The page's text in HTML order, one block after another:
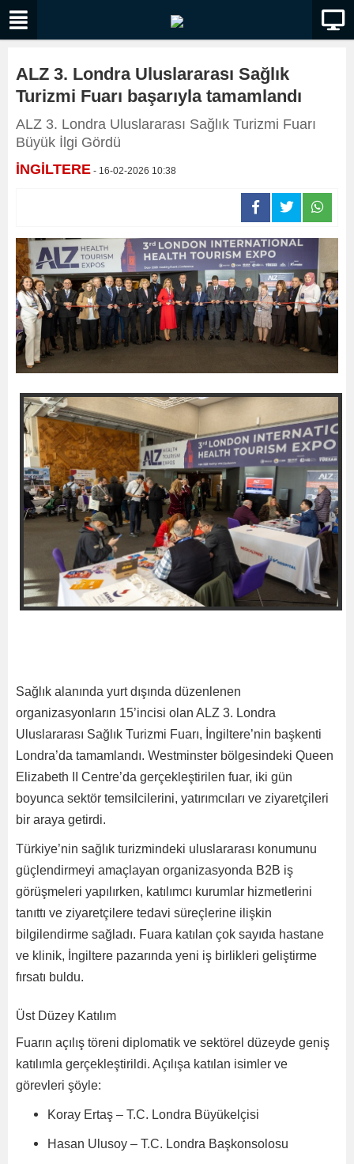
ALZ 3. Londra Uluslararası Sağlık
Turizmi Fuarı başarıyla tamamlandı
ALZ 3. Londra Uluslararası Sağlık Turizmi Fuarı
Büyük İlgi Gördü
İNGİLTERE - 16-02-2026 10:38
Sağlık alanında yurt dışında düzenlenen
organizasyonların 15’incisi olan ALZ 3. Londra
Uluslararası Sağlık Turizmi Fuarı, İngiltere’nin başkenti
Londra’da tamamlandı. Westminster bölgesindeki Queen
Elizabeth II Centre’da gerçekleştirilen fuar, iki gün
boyunca sektör temsilcilerini, yatırımcıları ve ziyaretçileri
bir araya getirdi.
Türkiye’nin sağlık turizmindeki uluslararası konumunu
güçlendirmeyi amaçlayan organizasyonda B2B iş
görüşmeleri yapılırken, katılımcı kurumlar hizmetlerini
tanıttı ve ziyaretçilere tedavi süreçlerine ilişkin
bilgilendirme sağladı. Fuara katılan çok sayıda hastane
ve klinik, İngiltere pazarında yeni iş birlikleri geliştirme
fırsatı buldu.
Üst Düzey Katılım
Fuarın açılış töreni diplomatik ve sektörel düzeyde geniş
katılımla gerçekleştirildi. Açılışa katılan isimler ve
görevleri şöyle:
Koray Ertaş – T.C. Londra Büyükelçisi
Hasan Ulusoy – T.C. Londra Başkonsolosu